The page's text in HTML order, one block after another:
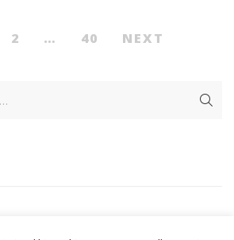
2 … 40 NEXT